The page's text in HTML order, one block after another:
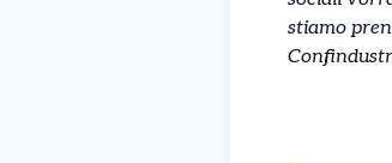
stiamo